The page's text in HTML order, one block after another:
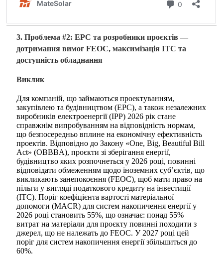
3. Проблема #2: EPC та розробники проєктів —
дотримання вимог FEOC, максимізація ITC та
доступність обладнання
Виклик
Для компаній, що займаються проектуванням,
закупівлею та будівництвом (EPC), а також незалежних
виробників електроенергії (IPP) 2026 рік стане
справжнім випробуванням на відповідність нормам,
що безпосередньо вплине на економічну ефективність
проектів. Відповідно до Закону «One, Big, Beautiful Bill
Act» (OBBBA), проєкти зі зберігання енергії,
будівництво яких розпочнеться у 2026 році, повинні
відповідати обмеженням щодо іноземних суб’єктів, що
викликають занепокоєння (FEOC), щоб мати право на
пільги у вигляді податкового кредиту на інвестиції
(ITC). Поріг коефіцієнта вартості матеріальної
допомоги (MACR) для систем накопичення енергії у
2026 році становить 55%, що означає: понад 55%
витрат на матеріали для проєкту повинні походити з
джерел, що не належать до FEOC. У 2027 році цей
поріг для систем накопичення енергії збільшиться до
60%.